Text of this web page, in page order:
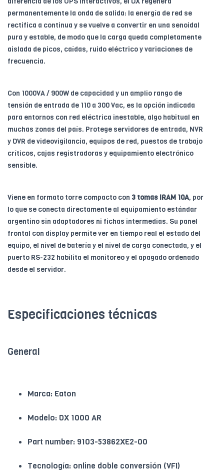
permanentemente la onda de salida: la energía de red se
rectifica a continua y se vuelve a convertir en una senoidal
pura y estable, de modo que la carga queda completamente
aislada de picos, caídas, ruido eléctrico y variaciones de
frecuencia.
Con 1000VA / 900W de capacidad y un amplio rango de
tensión de entrada de 110 a 300 Vac, es la opción indicada
para entornos con red eléctrica inestable, algo habitual en
muchas zonas del país. Protege servidores de entrada, NVR
y DVR de videovigilancia, equipos de red, puestos de trabajo
críticos, cajas registradoras y equipamiento electrónico
sensible.
Viene en formato torre compacto con 3 tomas IRAM 10A, por
lo que se conecta directamente al equipamiento estándar
argentino sin adaptadores ni fichas intermedias. Su panel
frontal con display permite ver en tiempo real el estado del
equipo, el nivel de batería y el nivel de carga conectada, y el
puerto RS-232 habilita el monitoreo y el apagado ordenado
desde el servidor.
Especificaciones técnicas
General
Marca: Eaton
Modelo: DX 1000 AR
Part number: 9103-53862XE2-00
Tecnología: online doble conversión (VFI)